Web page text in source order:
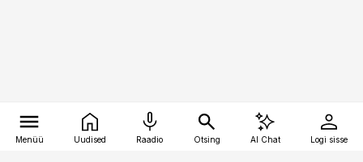
Menüü Uudised Raadio Otsing AI Chat Logi sisse